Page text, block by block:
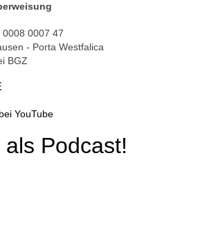
0008 0007 47
- Porta Westfalica
BGZ
Podcast!